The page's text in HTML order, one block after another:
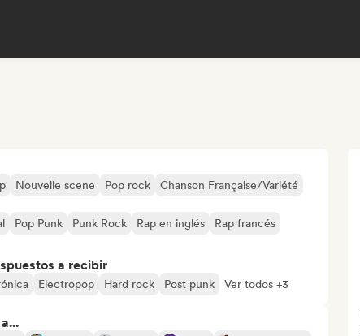
Nouvelle scene Pop rock Chanson Française/Variété
Pop Punk Punk Rock Rap en inglés
Rap francés
a recibir
Electropop Hard rock Post punk Ver todos +3